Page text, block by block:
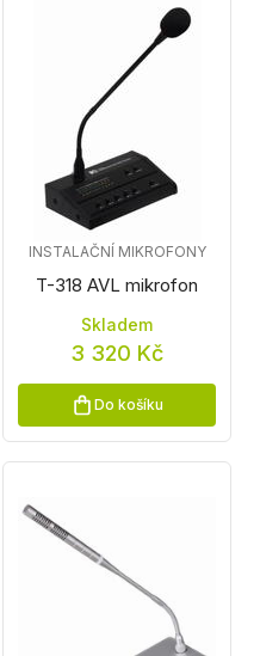
T-318 AVL mikrofon
INSTALAČNÍ MIKROFONY
Skladem
3 320 Kč
Do košíku